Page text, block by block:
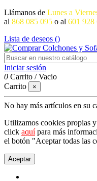
Llámanos de Lunes a
al 868 085 095 o al 601 928
Lista de deseos ()
Iniciar sesión
0 Carrito /Vacio
Carrito
×
No hay más artículos en su
Utilizamos cookies propias
click aquípara más
el botón "Aceptar todas las
Aceptar